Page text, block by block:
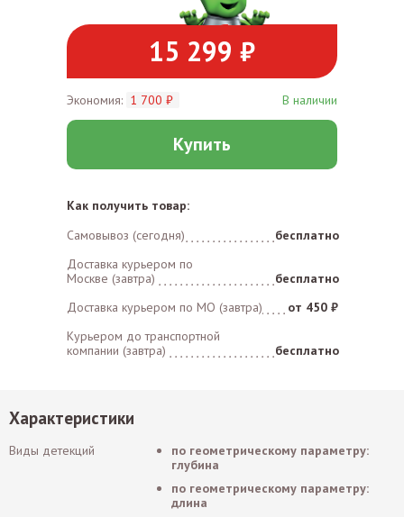
15 299 ₽
Экономия: 1 700 ₽ В наличии
Купить
Как получить товар:
Самовывоз (сегодня)
бесплатно
Доставка курьером по
Москве (завтра)
бесплатно
Доставка курьером по MO (завтра)
от 450 ₽
Курьером до транспортной
компании (завтра)
бесплатно
Характеристики
Виды детекций
по геометрическому параметру:
глубина
по геометрическому параметру:
длина